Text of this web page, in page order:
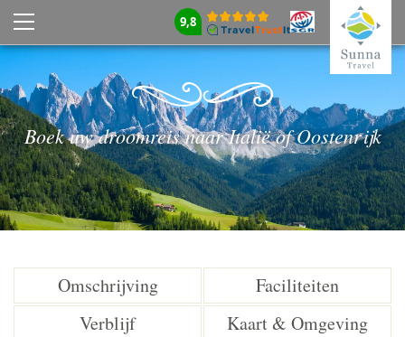
9,8
Boek uw droomreis naar Italië of Oostenrijk
Omschrijving
Faciliteiten
Verblijf
Kaart & Omgeving